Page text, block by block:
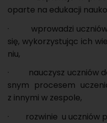
opar­te na edu­ka­cji
· wpro­wa­dzi uczniów
się, wy­ko­rzy­stu­jąc ich
niu,
· na­uczysz uczniów
snym pro­ce­sem
z in­ny­mi w ze­spo­le,
· roz­wi­nie u uczniów